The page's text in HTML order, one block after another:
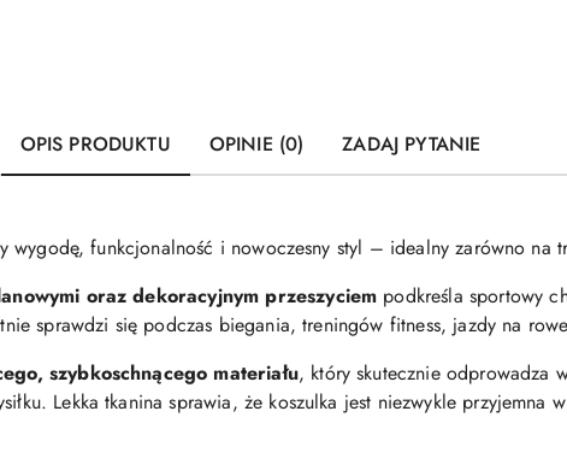
OPIS PRODUKTU OPINIE (0) ZADAJ PYTANIE
wygodę, funkcjonalność i nowoczesny styl – idealny zarówno na
oraz dekoracyjnym przeszyciem podkreśla sportowy
sprawdzi się podczas biegania, treningów fitness, jazdy na
szybkoschnącego materiału, który skutecznie odprowadza
Lekka tkanina sprawia, że koszulka jest niezwykle przyjemna